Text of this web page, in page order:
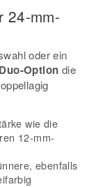
24-mm-
oder ein
Duo-Option die
wie die
12-mm-
ebenfalls